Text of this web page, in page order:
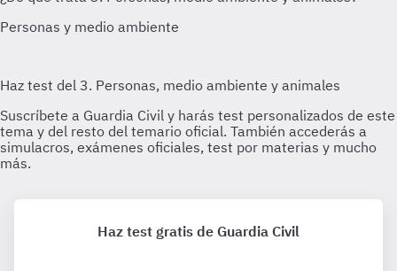
Haz test gratis de Guardia Civil